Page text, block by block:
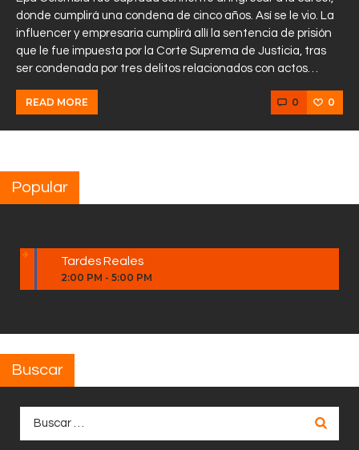
donde cumplirá una condena de cinco años. Así se le vio. La
influencer y empresaria cumplirá allí la sentencia de prisión
que le fue impuesta por la Corte Suprema de Justicia, tras
ser condenada por tres delitos relacionados con actos…
READ MORE 0 0
Popular
Tardes Reales
2:00 PM - 5:00 PM
Buscar